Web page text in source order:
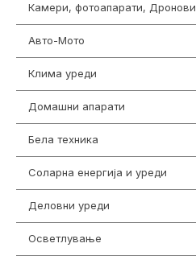
Камери, фотоапарати, Дронови
Авто-Мото
Клима уреди
Домашни апарати
Бела техника
Соларна енергија и уреди
Деловни уреди
Осветлување